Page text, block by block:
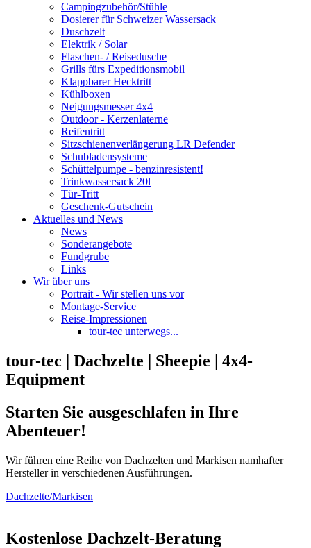
Campingzubehör/Stühle
Dosierer für Schweizer Wassersack
Duschzelt
Elektrik / Solar
Flaschen- / Reisedusche
Grills fürs Expeditionsmobil
Klappbarer Hecktritt
Kühlboxen
Neigungsmesser 4x4
Outdoor - Kerzenlaterne
Reifentritt
Sitzschienenverlängerung LR Defender
Schubladensysteme
Schüttelpumpe - benzinresistent!
Trinkwassersack 20l
Tür-Tritt
Geschenk-Gutschein
Aktuelles und News
News
Sonderangebote
Fundgrube
Links
Wir über uns
Portrait - Wir stellen uns vor
Montage-Service
Reise-Impressionen
tour-tec unterwegs...
tour-tec | Dachzelte | Sheepie | 4x4-
Equipment
Starten Sie ausgeschlafen in Ihre
Abenteuer!
Wir führen eine Reihe von Dachzelten und Markisen namhafter
Hersteller in verschiedenen Ausführungen.
Dachzelte/Markisen
Kostenlose Dachzelt-Beratung